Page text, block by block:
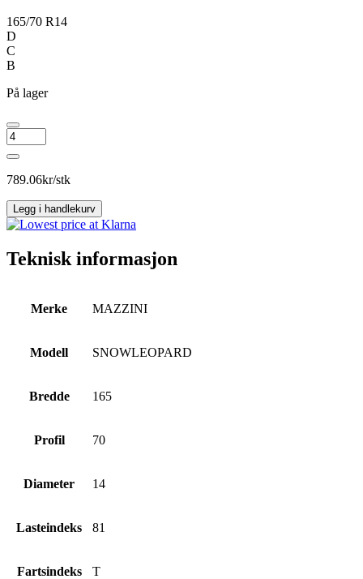
165/70 R14
D
C
B
På lager
MAZZINI
SNOWLEOPARD
antall
789.06kr/stk
Legg i handlekurv
Teknisk informasjon
Merke MAZZINI
Modell SNOWLEOPARD
Bredde 165
Profil 70
Diameter 14
Lasteindeks 81
Fartsindeks T